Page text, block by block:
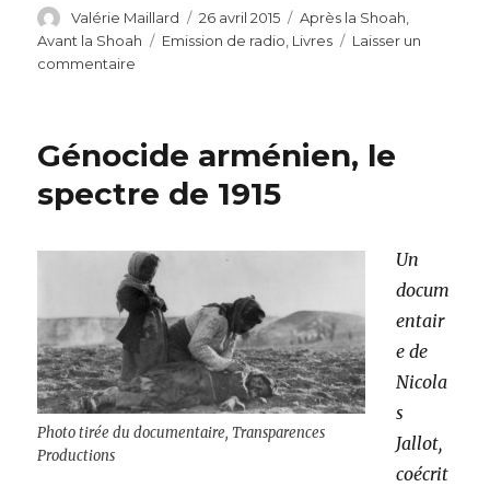
Auteur
Valérie Maillard
Publié
le
26 avril 2015 Catégories
Après la Shoah
Avant la Shoah
Étiquettes
Emission de radio Livres
Laisser un
commentaire
:
du
«
meurtre
rituel
»
Génocide arménien, le
spectre de 1915
Photo tirée du documentaire, Transparences
Productions
Un
docum
entair
e de
Nicola
s
Jallot,
coécrit